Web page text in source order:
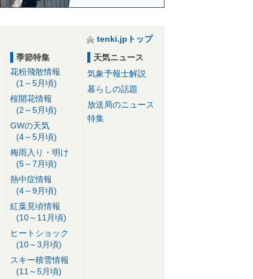
tenki.jpトップ
季節特集
花粉飛散情報
(1～5月頃)
桜開花情報
(2～5月頃)
GWの天気
(4～5月頃)
梅雨入り・明け
(5～7月頃)
熱中症情報
(4～9月頃)
紅葉見頃情報
(10～11月頃)
ヒートショック
(10～3月頃)
スキー積雪情報
(11～5月頃)
天気ニュース
気象予報士解説
暮らしの話題
放送局のニュース
特集